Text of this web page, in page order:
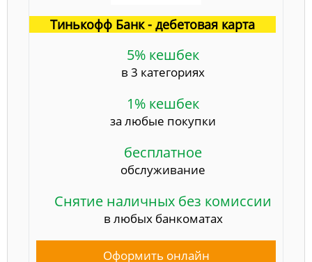
Тинькофф Банк - дебетовая карта
5% кешбек
в 3 категориях
1% кешбек
за любые покупки
бесплатное
обслуживание
Снятие наличных без комиссии
в любых банкоматах
Оформить онлайн